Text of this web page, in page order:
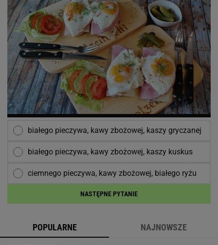
białego pieczywa, kawy zbożowej, kaszy gryczanej
białego pieczywa, kawy zbożowej, kaszy kuskus
ciemnego pieczywa, kawy zbożowej, białego ryżu
NASTĘPNE PYTANIE
POPULARNE NAJNOWSZE